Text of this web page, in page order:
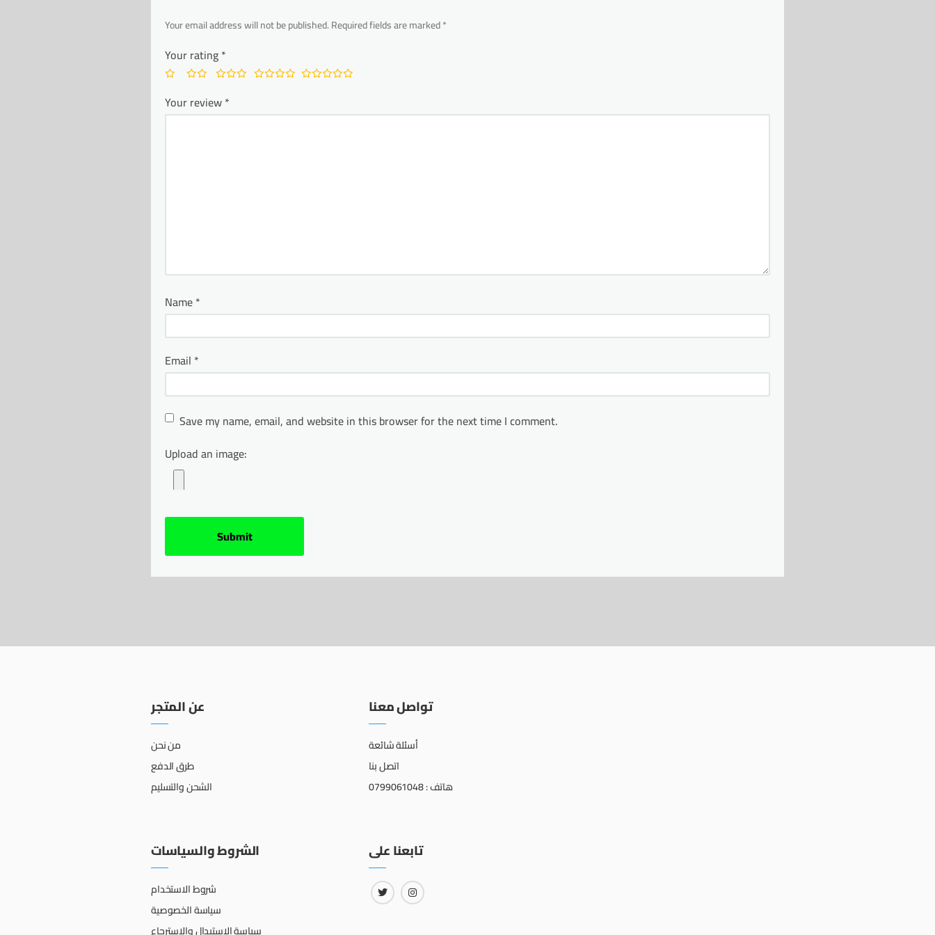
Your email address will not be published.Required fields are marked*
Your rating*
Your review*
Name*
Email *
Save my name, email, and website in this browser for the next time I comment.
Upload an image:
عن المتجر
من نحن
طرق الدفع
الشحن والتسليم
الشروط والسياسات
شروط الاستخدام
سياسة الخصوصية
سياسة الإستبدال والإسترجاع
تواصل معنا
أسئلة شائعة
اتصل بنا
هاتف : 0799061048
تابعنا على